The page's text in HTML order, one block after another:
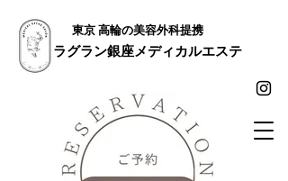
東京 高輪の美容外科提携
ラグラン銀座メディカルエステ